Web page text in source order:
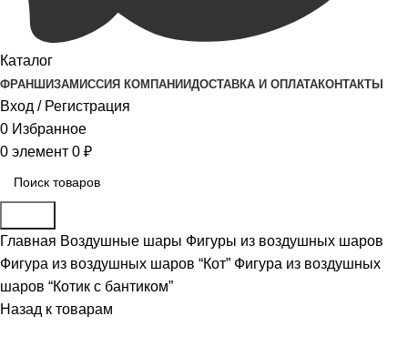
Каталог
ФРАНШИЗАМИССИЯ КОМПАНИИДОСТАВКА И ОПЛАТАКОНТАКТЫ
Вход / Регистрация
0 Избранное
0 элемент 0 ₽
Главная Воздушные шары Фигуры из воздушных шаров
Фигура из воздушных шаров “Кот” Фигура из воздушных
шаров “Котик с бантиком”
Назад к товарам